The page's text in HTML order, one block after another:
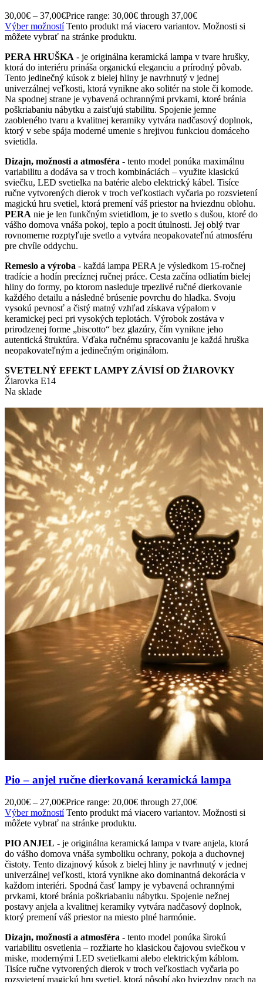
30,00€ – 37,00€Price range: 30,00€ through 37,00€
Výber možnostíTento produkt má viacero variantov. Možnosti si
môžete vybrať na stránke produktu.
PERA HRUŠKA - je originálna keramická lampa v tvare hrušky,
ktorá do interiéru prináša organickú eleganciu a prírodný pôvab.
Tento jedinečný kúsok z bielej hliny je navrhnutý v jednej
univerzálnej veľkosti, ktorá vynikne ako solitér na stole či komode.
Na spodnej strane je vybavená ochrannými prvkami, ktoré bránia
poškriabaniu nábytku a zaisťujú stabilitu. Spojenie jemne
zaobleného tvaru a kvalitnej keramiky vytvára nadčasový doplnok,
ktorý v sebe spája moderné umenie s hrejivou funkciou domáceho
svietidla.
Dizajn, možnosti a atmosféra - tento model ponúka maximálnu
variabilitu a dodáva sa v troch kombináciách – využite klasickú
sviečku, LED svetielka na batérie alebo elektrický kábel. Tisíce
ručne vytvorených dierok v troch veľkostiach vyčaria po rozsvietení
magickú hru svetiel, ktorá premení váš priestor na hviezdnu oblohu.
PERA nie je len funkčným svietidlom, je to svetlo s dušou, ktoré do
vášho domova vnáša pokoj, teplo a pocit útulnosti. Jej oblý tvar
rovnomerne rozptyľuje svetlo a vytvára neopakovateľnú atmosféru
pre chvíle oddychu.
Remeslo a výroba - každá lampa PERA je výsledkom 15-ročnej
tradície a hodín precíznej ručnej práce. Cesta začína odliatím bielej
hliny do formy, po ktorom nasleduje trpezlivé ručné dierkovanie
každého detailu a následné brúsenie povrchu do hladka. Svoju
vysokú pevnosť a čistý matný vzhľad získava výpalom v
keramickej peci pri vysokých teplotách. Výrobok zostáva v
prirodzenej forme „biscotto“ bez glazúry, čím vynikne jeho
autentická štruktúra. Vďaka ručnému spracovaniu je každá hruška
neopakovateľným a jedinečným originálom.
SVETELNÝ EFEKT LAMPY ZÁVISÍ OD ŽIAROVKY
Žiarovka E14
Na sklade
Pio – anjel ručne dierkovaná keramická lampa
20,00€ – 27,00€Price range: 20,00€ through 27,00€
Výber možnostíTento produkt má viacero variantov. Možnosti si
môžete vybrať na stránke produktu.
PIO ANJEL - je originálna keramická lampa v tvare anjela, ktorá
do vášho domova vnáša symboliku ochrany, pokoja a duchovnej
čistoty. Tento dizajnový kúsok z bielej hliny je navrhnutý v jednej
univerzálnej veľkosti, ktorá vynikne ako dominantná dekorácia v
každom interiéri. Spodná časť lampy je vybavená ochrannými
prvkami, ktoré bránia poškriabaniu nábytku. Spojenie nežnej
postavy anjela a kvalitnej keramiky vytvára nadčasový doplnok,
ktorý premení váš priestor na miesto plné harmónie.
Dizajn, možnosti a atmosféra - tento model ponúka širokú
variabilitu osvetlenia – rozžiarte ho klasickou čajovou sviečkou v
miske, modernými LED svetielkami alebo elektrickým káblom.
Tisíce ručne vytvorených dierok v troch veľkostiach vyčaria po
rozsvietení magickú hru svetiel, ktorá pôsobí ako hviezdny prach na